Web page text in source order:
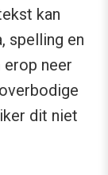
kan
spelling en
neer
dit niet